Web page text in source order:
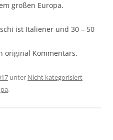
großen Europa.
ist Italiener und 30 – 50
original Kommentars.
unter Nicht kategorisiert
.